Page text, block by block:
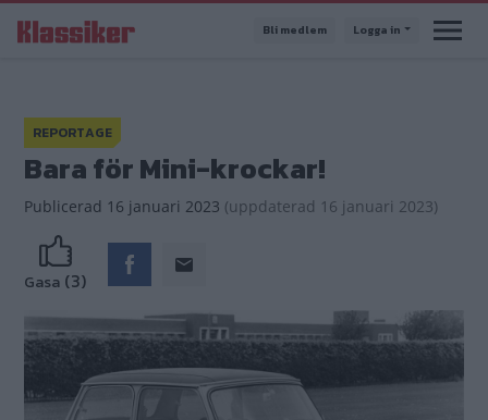
till
Bli medlem Logga in
REPORTAGE
Bara för Mini-krockar!
Publicerad 16 januari 2023 (uppdaterad 16 januari 2023)
Gasa (3)